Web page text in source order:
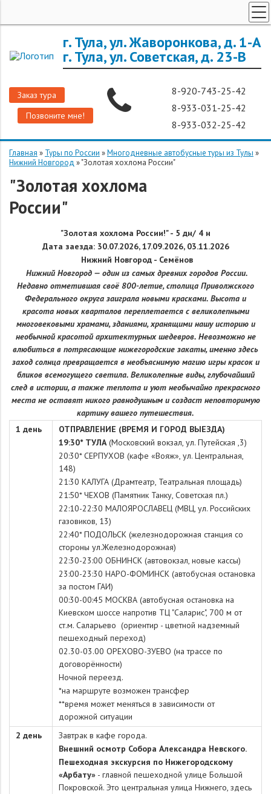
г. Тула, ул. Жаворонкова, д. 1-А
г. Тула, ул. Советская, д. 23-В
Заказ тура
Позвоните мне!
8-920-743-25-42
8-933-031-25-42
8-933-032-25-42
ЗАРУБЕЖНЫЕ ТУРЫ
ГОРЯЩИЕ ТУРЫ
О КОМПАНИИ
Главная » Туры по России »Многодневные автобусные туры из Тулы »
Нижний Новгород »"Золотая хохлома России"
"Золотая хохлома
России"
"Золотая хохлома России!"- 5 дн/ 4 н
Дата заезда: 30.07.2026, 17.09.2026, 03.11.2026
Нижний Новгород - Семёнов
Нижний Новгород — один из самых древних городов России.
Недавно отметившая своё 800-летие, столица Приволжского
Федерального округа заиграла новыми красками. Высота и
красота новых кварталов переплетается с великолепными
многовековыми храмами, зданиями, хранящими нашу историю и
необычной красотой архитектурных шедевров. Невозможно не
влюбиться в потрясающие нижегородские закаты, именно здесь
заход солнца превращается в необъяснимую магию игры красок и
бликов всемогущего светила. Великолепные виды, глубочайший
след в истории, а также теплота и уют необычайно прекрасного
места не оставят никого равнодушным и создаст неповторимую
картину вашего путешествия.
1 день
ОТПРАВЛЕНИЕ (ВРЕМЯ И ГОРОД ВЫЕЗДА)
19:30* ТУЛА(Московский вокзал, ул. Путейская ,3)
20:30* СЕРПУХОВ (кафе «Вояж», ул. Центральная,
148)
21:30 КАЛУГА (Драмтеатр, Театральная площадь)
21:50* ЧЕХОВ (Памятник Танку, Советская пл.)
22:10-22:30 МАЛОЯРОСЛАВЕЦ (МВЦ, ул. Российских
газовиков, 13)
22:40* ПОДОЛЬСК (железнодорожная станция со
стороны ул.Железнодорожная)
22:30-23:00 ОБНИНСК (автовокзал, новые кассы)
23:00-23:30 НАРО-ФОМИНСК (автобусная остановка
за постом ГАИ)
00:30-00:45 МОСКВА (автобусная остановка на
Киевском шоссе напротив ТЦ "Саларис", 700 м от
ст.м. Саларьево (ориентир - цветной надземный
пешеходный переход)
02.30-03.00 ОРЕХОВО-ЗУЕВО (на трассе по
договорённости)
Ночной переезд.
*на маршруте возможен трансфер
**время может меняться в зависимости от
дорожной ситуации
2 день
Завтрак в кафе города.
Внешний осмотр Собора Александра Невского.
Пешеходная экскурсия по Нижегородскому
«Арбату» - главной пешеходной улице Большой
Покровской. Это центральная улица Нижнего, здесь